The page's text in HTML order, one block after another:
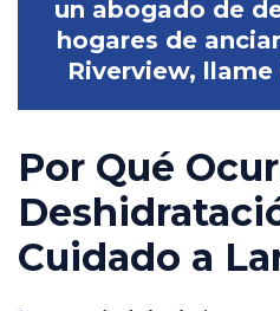
un abogado de
hogares de
Riverview, llame
Por Qué
Cuidado a